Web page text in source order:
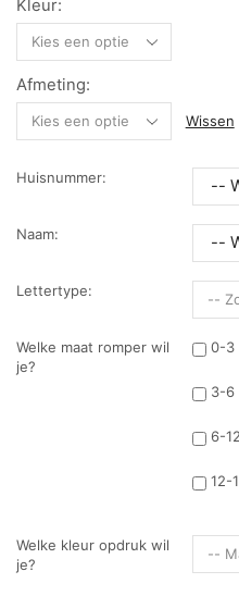
Kleur:
Afmeting:
Wissen
Huisnummer:
Naam:
Lettertype:
Welke maat romper wil
je?
0-3
3-6
6-
12-
Welke kleur opdruk wil
je?